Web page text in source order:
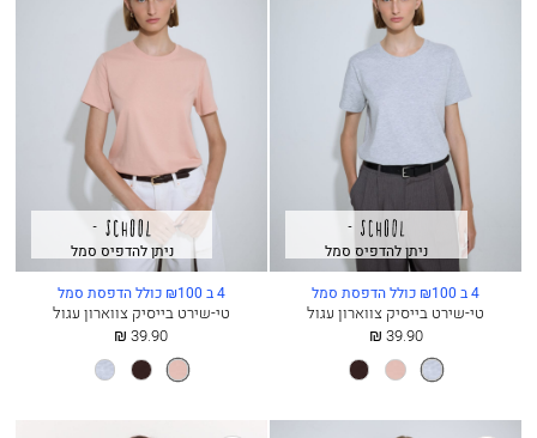
ניתן להדפיס סמל
4 ב ₪100 כולל הדפסת סמל
טי-שירט בייסיק צווארון עגול
החל
39.90 ₪
מלנז’
אפור
ורוד
אבק
חום
כהה
ניתן להדפיס סמל
4 ב ₪100 כולל הדפסת סמל
טי-שירט בייסיק צווארון עגול
החל
39.90 ₪
ורוד
אבק
חום
כהה
מלנז’
אפור